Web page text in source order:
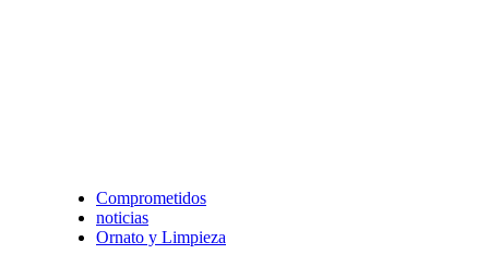
Comprometidos
noticias
Ornato y Limpieza